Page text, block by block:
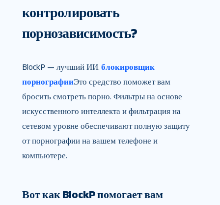
контролировать
порнозависимость?
BlockP — лучший ИИ. блокировщик
порнографииЭто средство поможет вам
бросить смотреть порно. Фильтры на основе
искусственного интеллекта и фильтрация на
сетевом уровне обеспечивают полную защиту
от порнографии на вашем телефоне и
компьютере.
Вот как BlockP помогает вам